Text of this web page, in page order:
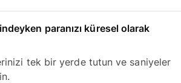
paranızı küresel olarak
tek bir yerde tutun ve saniyeler